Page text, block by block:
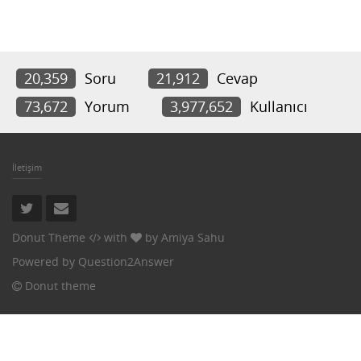
20,359 Soru 21,912
Cevap
73,672
Yorum 3,977,652 Kullanıcı
İletişim
Donut Theme with by Amiya Sahu
Powered by Question2Answer
Donut theme